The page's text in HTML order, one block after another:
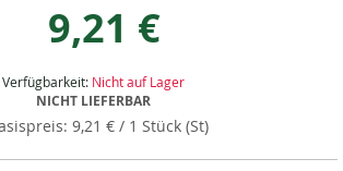
9,21 €
9,21 € / 1 Stück (St)
Verfügbarkeit: Nicht auf Lager
NICHT LIEFERBAR